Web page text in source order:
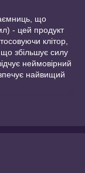
що
- цей продукт
клітор,
що збільшує силу
неймовірний
найвищий